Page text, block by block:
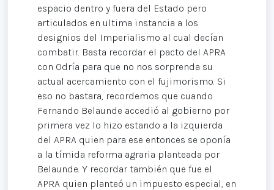
espacio dentro y fuera del Estado pero
articulados en ultima instancia a los
designios del Imperialismo al cual decían
combatir. Basta recordar el pacto del APRA
con Odría para que no nos sorprenda su
actual acercamiento con el fujimorismo. Si
eso no bastara, recordemos que cuando
Fernando Belaunde accedió al gobierno por
primera vez lo hizo estando a la izquierda
del APRA quien para ese entonces se oponía
a la tímida reforma agraria planteada por
Belaunde. Y recordar también que fue el
APRA quien planteó un impuesto especial, en